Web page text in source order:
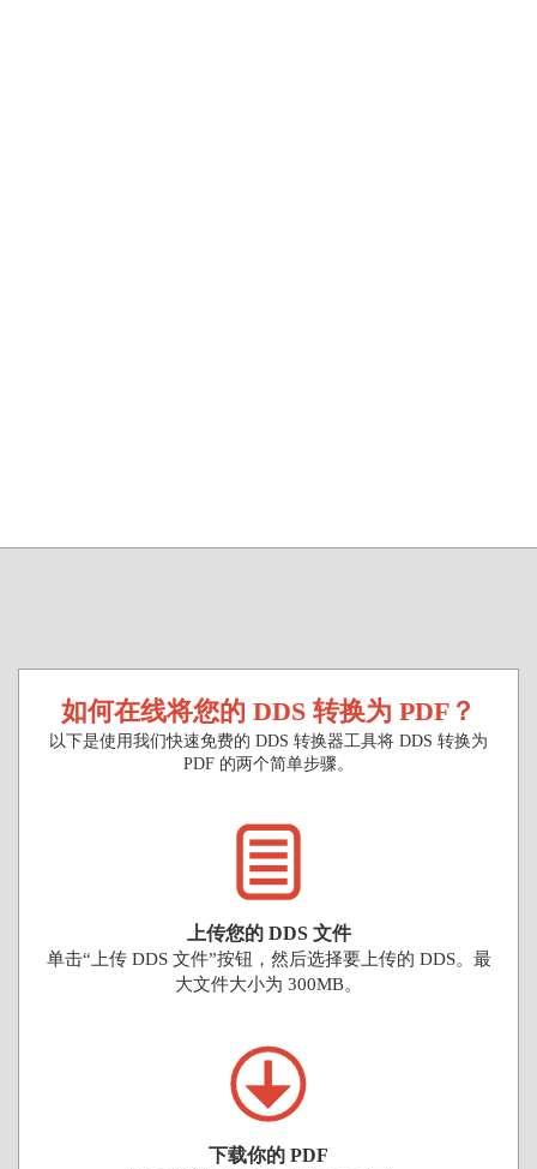
如何在线将您的 DDS 转换为 PDF？
以下是使用我们快速免费的 DDS 转换器工具将 DDS 转换为
PDF 的两个简单步骤。
上传您的 DDS 文件
单击“上传 DDS 文件”按钮，然后选择要上传的 DDS。最
大文件大小为 300MB。
下载你的 PDF